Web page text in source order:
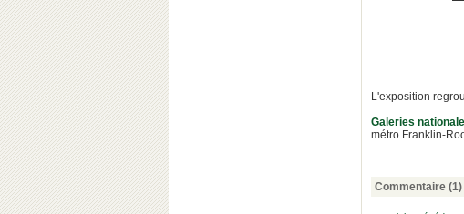
L'exposition
Galeries
métro Franklin-
Commentaire (1)